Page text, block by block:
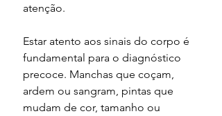
atenção.
Estar atento aos sinais do corpo é
fundamental para o diagnóstico
precoce. Manchas que coçam,
ardem ou sangram, pintas que
mudam de cor, tamanho ou